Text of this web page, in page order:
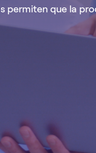
permiten que la